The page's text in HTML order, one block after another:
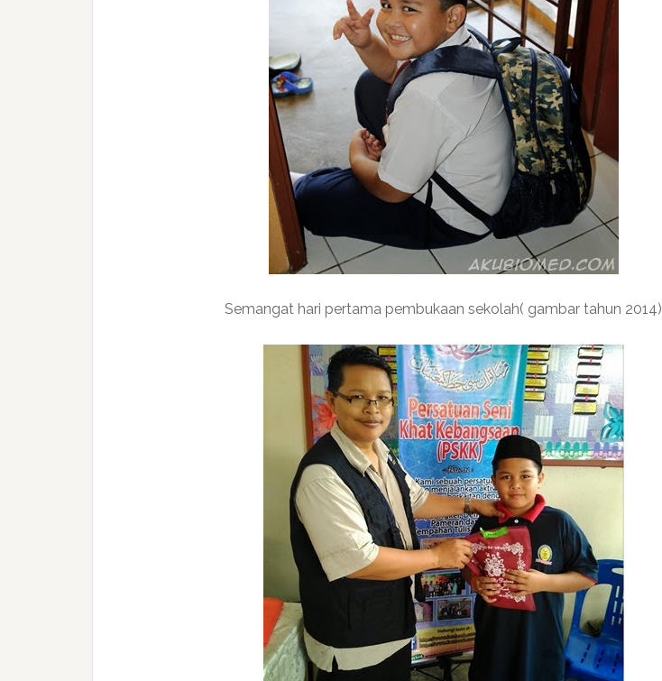
Semangat hari pertama pembukaan sekolah( gambar tahun 2014)